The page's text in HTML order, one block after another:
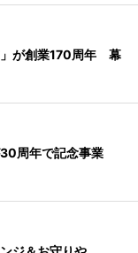
」が創業170周年 幕
30周年で記念事業